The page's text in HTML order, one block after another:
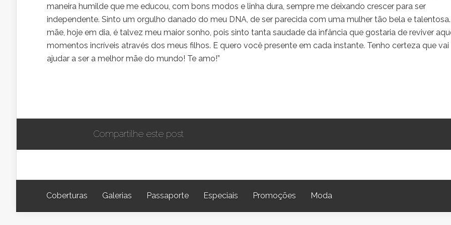
maneira humilde que me educou, com bons modos e linha dura, sempre me deixando crescer para ser
independente. Sinto um orgulho danado do meu DNA, de ser parecida com uma mulher tão bela e
mãe, hoje em dia, é talvez meu maior sonho, pois sinto tanta saudade da infância que gostaria de reviver
momentos incríveis através dos meus filhos. E quero você presente em cada instante. Tenho certeza que vai
ajudar a ser a melhor mãe do mundo! Te amo!”
Compartilhe este post
Coberturas Galerias Passaporte Especiais Promoções Moda